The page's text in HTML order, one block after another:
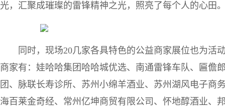
光，汇聚成璀璨的雷锋精神之光，照亮了每个人的心田
同时，现场20几家各具特色的公益商家展位也为活
商家有：娃哈哈集团哈哈城优选、南通雷锋车队、匾儋
团、脉联长寿诊所、苏州小绵羊酒业、苏州湖风电子商
海百莱金奇经、常州亿坤商贸有限公司、怀地醇酒业、